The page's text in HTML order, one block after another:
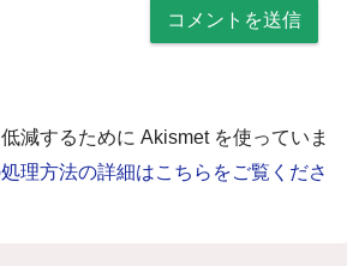
減するために Akismet を使っていま
理方法の詳細はこちらをご覧くださ